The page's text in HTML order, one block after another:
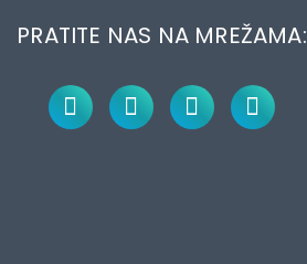
PRATITE NAS NA MREŽAMA: